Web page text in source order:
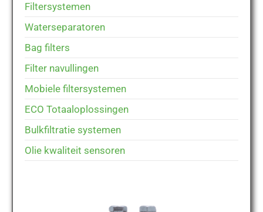
Filtersystemen
Waterseparatoren
Bag filters
Filter navullingen
Mobiele filtersystemen
ECO Totaaloplossingen
Bulkfiltratie systemen
Olie kwaliteit sensoren